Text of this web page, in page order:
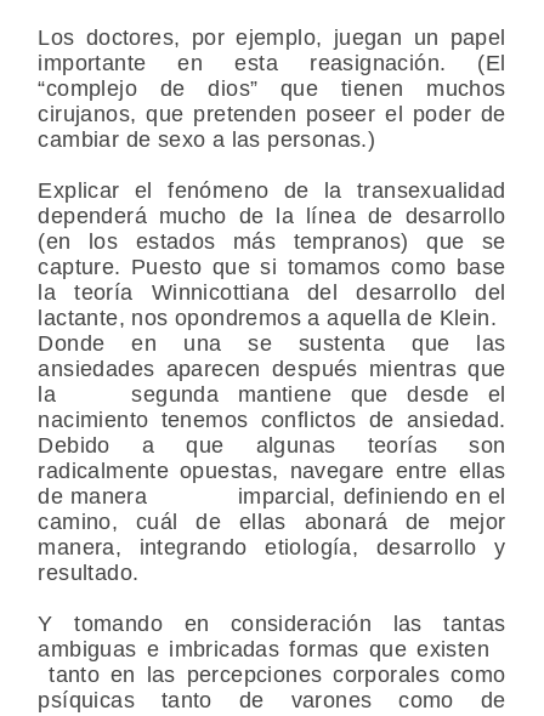
Los doctores, por ejemplo, juegan un papel
importante en esta reasignación. (El
“complejo de dios” que tienen muchos
cirujanos, que pretenden poseer el poder de
cambiar de sexo a las personas.)
Explicar el fenómeno de la transexualidad
dependerá mucho de la línea de desarrollo
(en los estados más tempranos) que se
capture. Puesto que si tomamos como base
la teoría Winnicottiana del desarrollo del
lactante, nos opondremos a aquella de Klein.
Donde en una se sustenta que las
ansiedades aparecen después mientras que
la segunda mantiene que desde el
nacimiento tenemos conflictos de ansiedad.
Debido a que algunas teorías son
radicalmente opuestas, navegare entre ellas
de manera imparcial, definiendo en el
camino, cuál de ellas abonará de mejor
manera, integrando etiología, desarrollo y
resultado.
Y tomando en consideración las tantas
ambiguas e imbricadas formas que existen
tanto en las percepciones corporales como
psíquicas tanto de varones como de